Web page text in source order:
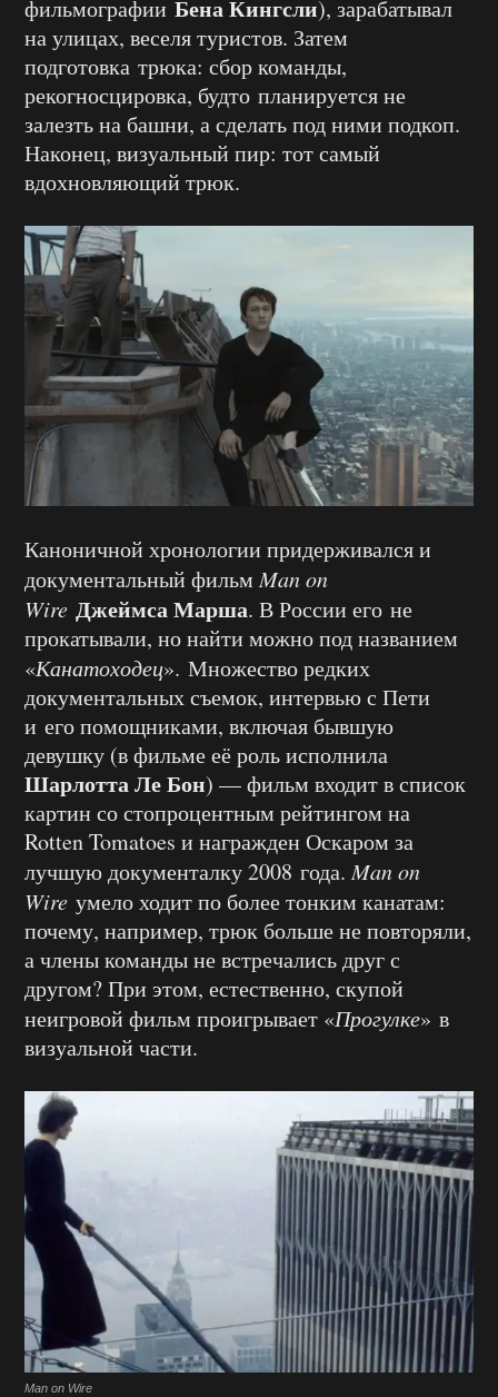
фильмографии Бена Кингсли), зарабатывал
на улицах, веселя туристов. Затем
подготовка трюка: сбор команды,
рекогносцировка, будто планируется не
залезть на башни, а сделать под ними подкоп.
Наконец, визуальный пир: тот самый
вдохновляющий трюк.
Каноничной хронологии придерживался и
документальный фильмMan on
Wire Джеймса Марша. В России его не
прокатывали, но найти можно под названием
«Канатоходец». Множество редких
документальных съемок, интервью с Пети
и его помощниками, включая бывшую
девушку (в фильме её роль исполнила
Шарлотта Ле Бон) — фильм входит в список
картин со стопроцентным рейтингом на
Rotten Tomatoes и награжден Оскаром за
лучшую документалку 2008 года.Man on
Wire умело ходит по более тонким канатам:
почему, например, трюк больше не повторяли,
а члены команды не встречались друг с
другом? При этом, естественно, скупой
неигровой фильм проигрывает «Прогулке» в
визуальной части.
Man on Wire